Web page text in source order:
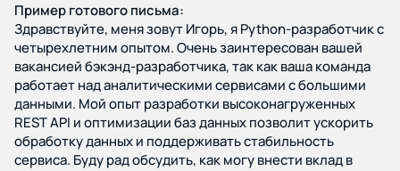
Пример готового письма:
Здравствуйте, меня зовут Игорь, я Python-разработчик с
четырехлетним опытом. Очень заинтересован вашей
вакансией бэкэнд-разработчика, так как ваша команда
работает над аналитическими сервисами с большими
данными. Мой опыт разработки высоконагруженных
REST API и оптимизации баз данных позволит ускорить
обработку данных и поддерживать стабильность
сервиса. Буду рад обсудить, как могу внести вклад в